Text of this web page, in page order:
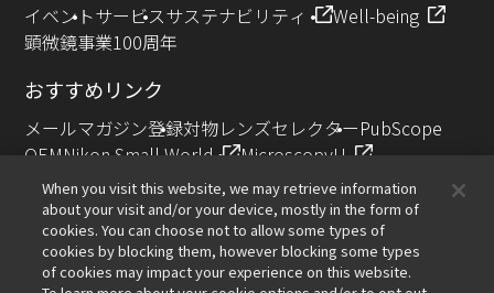
イベントサービスサステナビリティ
Well-being
顕微鏡事業100周年
おすすめリンク
メールマガジン登録対物レンズセレクターPubScope
OEMNikon Small World
MicroscopyU
NIKON JOICO AWARD
その他のニコン製品
カメラ・双眼鏡関連製品（ニコンイメージング）
When you visit this website, we may retrieve information
about your visit and/or your device, mostly in the form of
cookies. You can choose not to allow some types of
cookies by blocking them, however blocking some types
of cookies may impact your experience on this website.